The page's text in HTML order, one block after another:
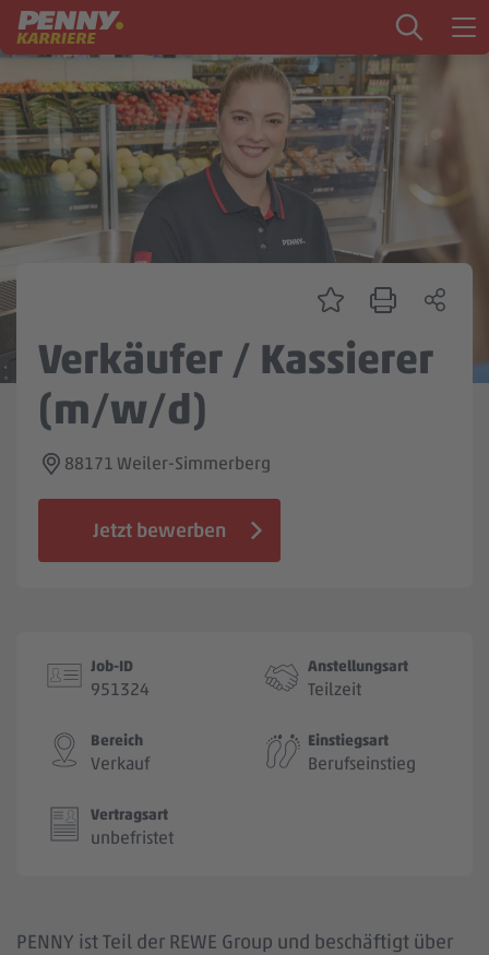
Zum Inhalt springen
Startseite
PENNY als Arbeitgeber
Ausbildung
Markt
Zentrale & Vertrieb
Mein Kandidat:innenprofil
Jobbörse
Verkäufer / Kassierer
(m/w/d)
88171 Weiler-Simmerberg
Jetzt bewerben
Job-ID
951324
Anstellungsart
Teilzeit
Bereich
Verkauf
Einstiegsart
Berufseinstieg
Vertragsart
unbefristet
PENNY ist Teil der REWE Group und beschäftigt über